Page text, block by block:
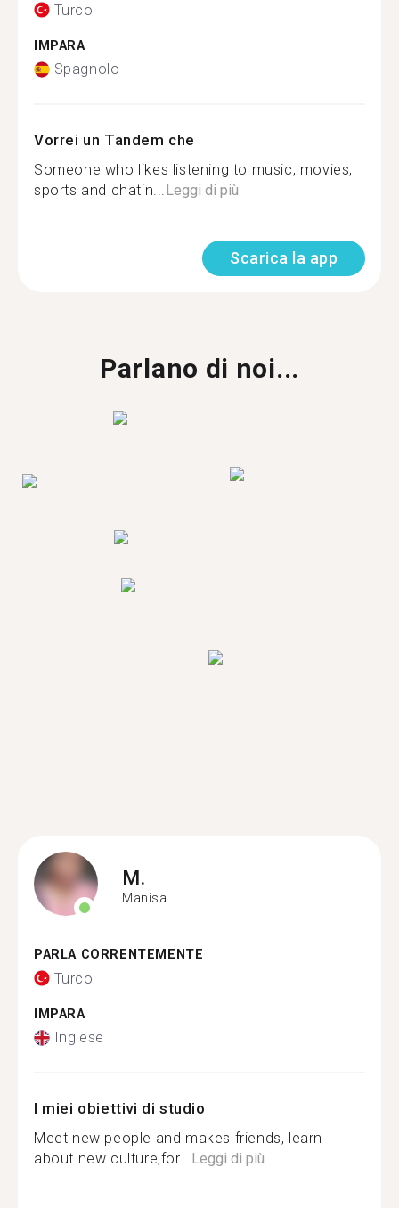
Turco
IMPARA
Spagnolo
Vorrei un Tandem che
Someone who likes listening to music, movies,
sports and chatin...Leggi di più
Scarica la app
Parlano di noi...
M.
Manisa
PARLA CORRENTEMENTE
Turco
IMPARA
Inglese
I miei obiettivi di studio
Meet new people and makes friends, learn
about new culture,for...Leggi di più